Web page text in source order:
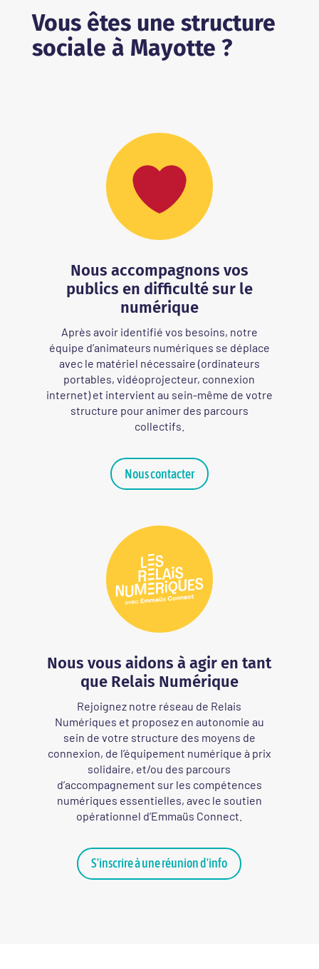
Vous êtes une structure
sociale à Mayotte ?
Nous accompagnons vos
publics en difficulté sur le
numérique
Après avoir identifié vos besoins, notre
équipe d’animateurs numériques se déplace
avec le matériel nécessaire (ordinateurs
portables, vidéoprojecteur, connexion
internet) et intervient au sein-même de votre
structure pour animer des parcours
collectifs.
Nous contacter
Nous vous aidons à agir en tant
que Relais Numérique
Rejoignez notre réseau de Relais
Numériques et proposez en autonomie au
sein de votre structure des moyens de
connexion, de l’équipement numérique à prix
solidaire, et/ou des parcours
d’accompagnement sur les compétences
numériques essentielles, avec le soutien
opérationnel d’Emmaüs Connect
S'inscrire à une réunion d'info